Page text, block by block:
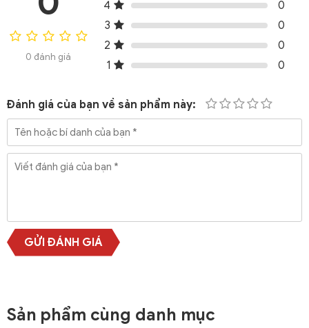
0 đánh giá
4
0
3
0
2
0
1
0
Đánh giá của bạn về sản phẩm này:
GỬI ĐÁNH GIÁ
Sản phẩm cùng danh mục